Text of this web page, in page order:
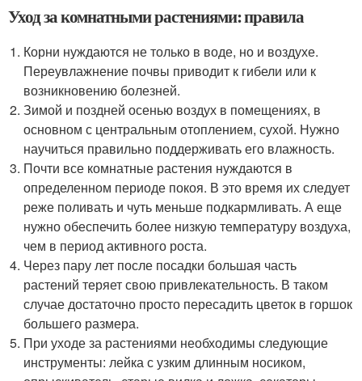
Уход за комнатными растениями: правила
Корни нуждаются не только в воде, но и воздухе.
Переувлажнение почвы приводит к гибели или к
возникновению болезней.
Зимой и поздней осенью воздух в помещениях, в
основном с центральным отоплением, сухой. Нужно
научиться правильно поддерживать его влажность.
Почти все комнатные растения нуждаются в
определенном периоде покоя. В это время их следует
реже поливать и чуть меньше подкармливать. А еще
нужно обеспечить более низкую температуру воздуха,
чем в период активного роста.
Через пару лет после посадки большая часть
растений теряет свою привлекательность. В таком
случае достаточно просто пересадить цветок в горшок
большего размера.
При уходе за растениями необходимы следующие
инструменты: лейка с узким длинным носиком,